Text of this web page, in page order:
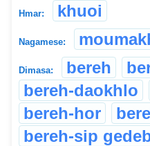
Hmar: khuoi
Nagamese:
Dimasa: bereh
bereh-daokhlo
bereh-hor
bereh-sip